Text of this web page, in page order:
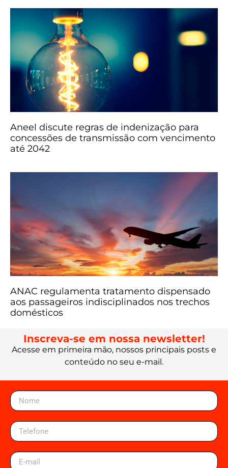
Aneel discute regras de indenização para
concessões de transmissão com vencimento
até 2042
ANAC regulamenta tratamento dispensado
aos passageiros indisciplinados nos trechos
domésticos
Inscreva-se em nossa newsletter!
Acesse em primeira mão, nossos principais posts e
conteúdo no seu e-mail.